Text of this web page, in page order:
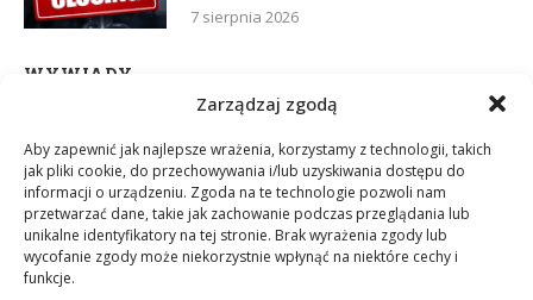
Zarządzaj zgodą
Aby zapewnić jak najlepsze wrażenia, korzystamy z technologii, takich
jak pliki cookie, do przechowywania i/lub uzyskiwania dostępu do
informacji o urządzeniu. Zgoda na te technologie pozwoli nam
przetwarzać dane, takie jak zachowanie podczas przeglądania lub
unikalne identyfikatory na tej stronie. Brak wyrażenia zgody lub
wycofanie zgody może niekorzystnie wpłynąć na niektóre cechy i
funkcje.
7 sierpnia 2026
WYWIADY
Kamila Kraska & Patrycja Panek.
Super duet z projektu Beyond Beauty
Club
12 lipca 2026